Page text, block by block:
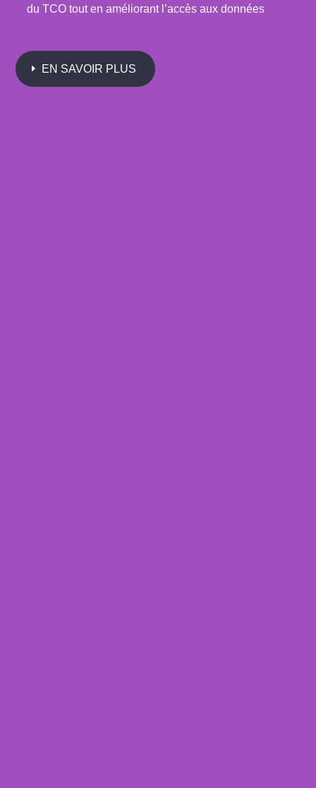
du TCO tout en améliorant l’accès aux données
EN SAVOIR PLUS